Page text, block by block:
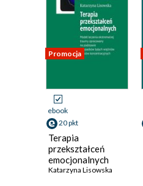
Promocja
ebook
20 pkt
Terapia
przekształceń
emocjonalnych
Katarzyna Lisowska